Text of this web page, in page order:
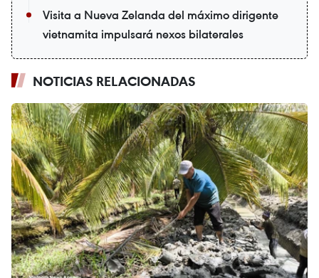
Visita a Nueva Zelanda del máximo dirigente
vietnamita impulsará nexos bilaterales
NOTICIAS RELACIONADAS